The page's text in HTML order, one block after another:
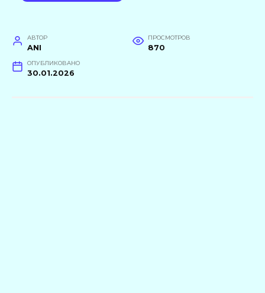
АВТОР
ANI
ПРОСМОТРОВ
870
ОПУБЛИКОВАНО
30.01.2026